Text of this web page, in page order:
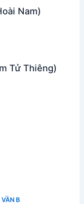
Nam)
Tử Thiêng)
VẦN B